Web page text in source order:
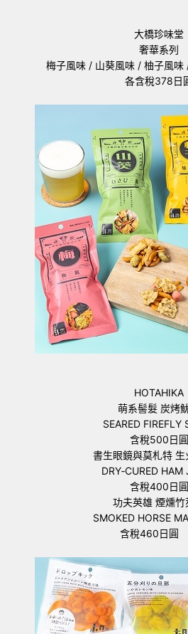
大橋珍味堂
奢華系列
梅子風味 / 山葵風味 / 柚子風味
各含稅378日
HOTAHIKA
萌系髻髮 炭烤
SEARED FIREFLY
含稅500日圓
書生眼鏡與莫札特 生
DRY‐CURED HAM
含稅400日圓
功夫英雄 煙燻竹
SMOKED HORSE
含稅460日圓